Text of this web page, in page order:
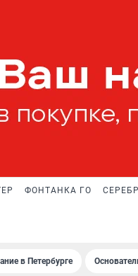
ФОНТАНКА ГО
в Петербурге